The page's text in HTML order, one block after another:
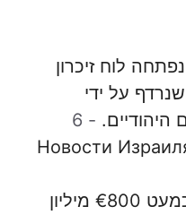
לוח זיכרון
שנרדף על ידי
היהודיים. -
6
Новости
גרמניה הקצתה לישראל כמעט €800 מיליון